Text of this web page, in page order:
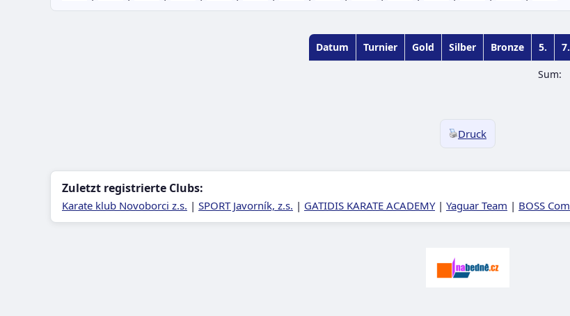
Datum Turnier Gold Silber Bronze 5. 7.
Sum:
Druck
Zuletzt registrierte Clubs:
Karate klub Novoborci z.s. | SPORT Javorník, z.s. | GATIDIS KARATE ACADEMY| Yaguar Team | BOSS